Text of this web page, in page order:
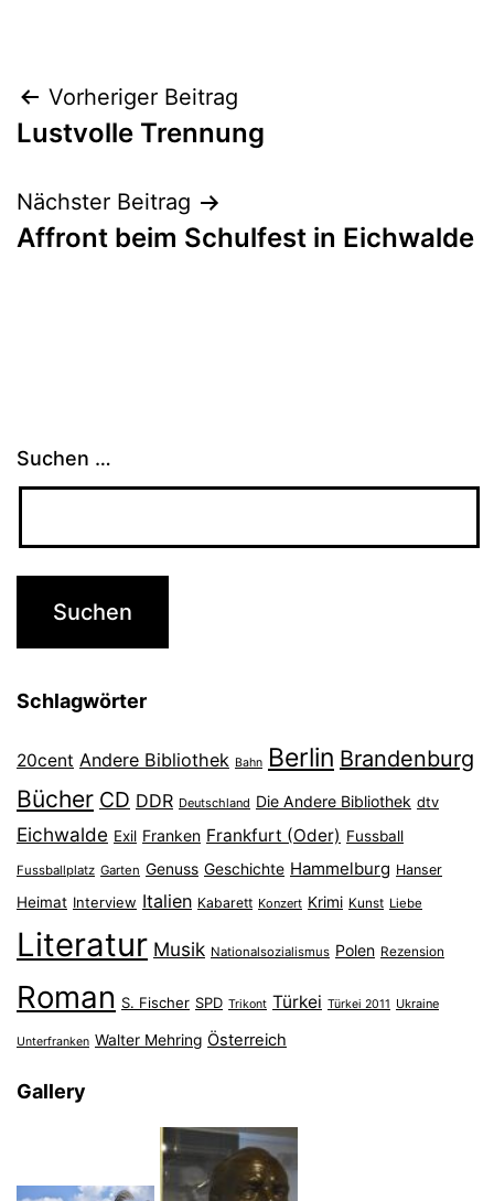
Beitragsnavigation
Vorheriger Beitrag
Lustvolle Trennung
Nächster Beitrag
Affront beim Schulfest in Eichwalde
Suchen …
Schlagwörter
20cent Andere Bibliothek Bahn Berlin Brandenburg
Bücher CD DDR Deutschland Die Andere Bibliothek dtv
Eichwalde Exil Franken Frankfurt (Oder) Fussball
Fussballplatz Garten Genuss Geschichte Hammelburg Hanser
Heimat Interview Italien Kabarett Konzert Krimi Kunst Liebe
Literatur Musik Nationalsozialismus Polen Rezension
Roman S. Fischer SPD Trikont Türkei Türkei 2011 Ukraine
Unterfranken Walter Mehring Österreich
Gallery